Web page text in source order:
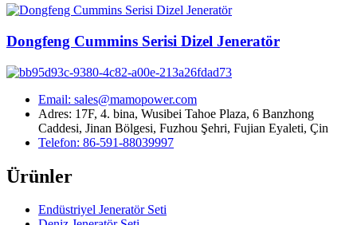
Dongfeng Cummins Serisi Dizel Jeneratör
Email: sales@mamopower.com
Adres: 17F, 4. bina, Wusibei Tahoe Plaza, 6 Banzhong
Caddesi, Jinan Bölgesi, Fuzhou Şehri, Fujian Eyaleti, Çin
Telefon: 86-591-88039997
Ürünler
Endüstriyel Jeneratör Seti